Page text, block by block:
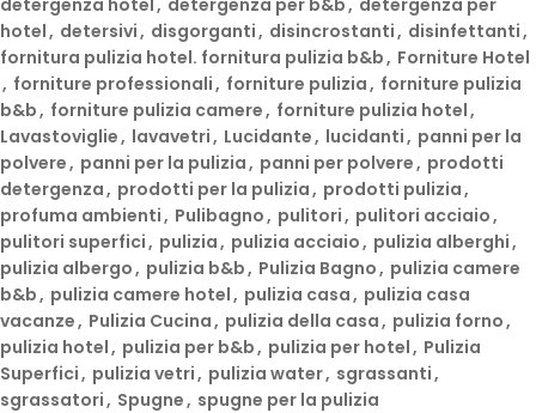
hotel, detersivi, disgorganti, disincrostanti, disinfettanti,
fornitura pulizia hotel. fornitura pulizia b&b, Forniture Hotel
, forniture professionali, forniture pulizia, forniture pulizia
b&b, forniture pulizia camere, forniture pulizia hotel,
Lavastoviglie, lavavetri, Lucidante, lucidanti, panni per la
polvere, panni per la pulizia, panni per polvere, prodotti
detergenza, prodotti per la pulizia, prodotti pulizia,
profuma ambienti, Pulibagno, pulitori, pulitori acciaio,
pulitori superfici, pulizia, pulizia acciaio, pulizia alberghi,
pulizia albergo, pulizia b&b, Pulizia Bagno, pulizia camere
b&b, pulizia camere hotel, pulizia casa, pulizia casa
vacanze, Pulizia Cucina, pulizia della casa, pulizia forno,
pulizia hotel, pulizia per b&b, pulizia per hotel, Pulizia
Superfici, pulizia vetri, pulizia water, sgrassanti,
sgrassatori, Spugne, spugne per la pulizia